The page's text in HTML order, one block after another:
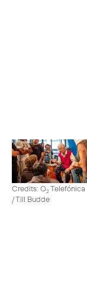
Credits: O2Telefónica
/ Till Budde